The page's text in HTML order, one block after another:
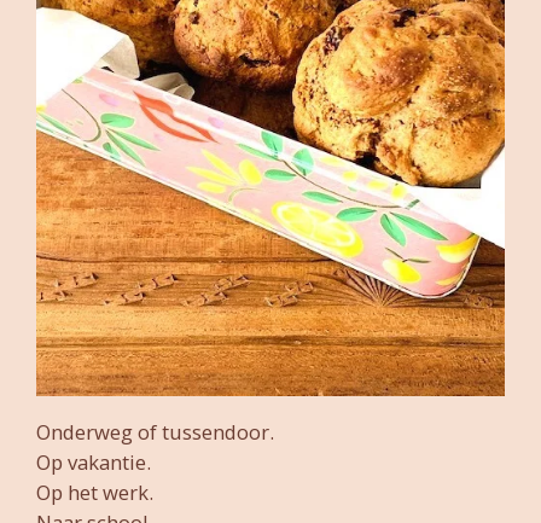
Onderweg of tussendoor.
Op vakantie.
Op het werk.